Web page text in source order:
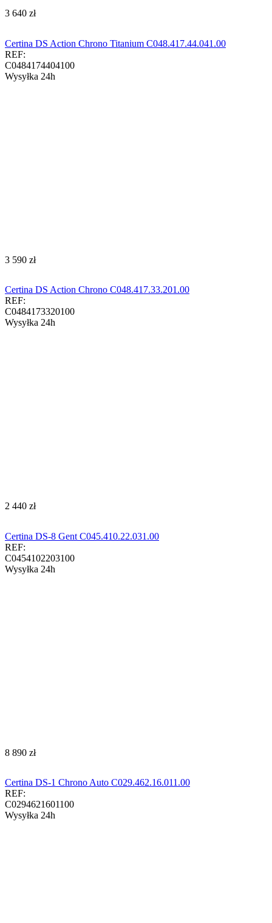
‍3 640‍ zł
Certina DS Action Chrono Titanium C048.417.44.041.00
REF:
C0484174404100
Wysyłka 24h
‍3 590‍ zł
Certina DS Action Chrono C048.417.33.201.00
REF:
C0484173320100
Wysyłka 24h
‍2 440‍ zł
Certina DS-8 Gent C045.410.22.031.00
REF:
C0454102203100
Wysyłka 24h
‍8 890‍ zł
Certina DS-1 Chrono Auto C029.462.16.011.00
REF:
C0294621601100
Wysyłka 24h